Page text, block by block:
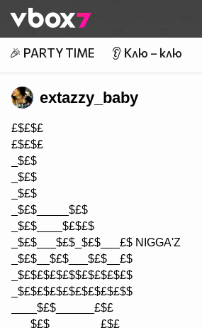
👾
🎉 PARTY TIME 👂 Клю – клю
extazzy_baby
£$£$£
£$£$£
_$£$
_$£$
_$£$
_$£$_____$£$
_$£$____$£$£$
_$£$___$£$_$£$___£$ NIGGA'Z
_$£$__$£$___$£$__£$
_$£$£$£$£$$£$£$£$£$
_$£$£$£$£$£$£$£$£$$
____$£$______£$£
___$£$________£$£